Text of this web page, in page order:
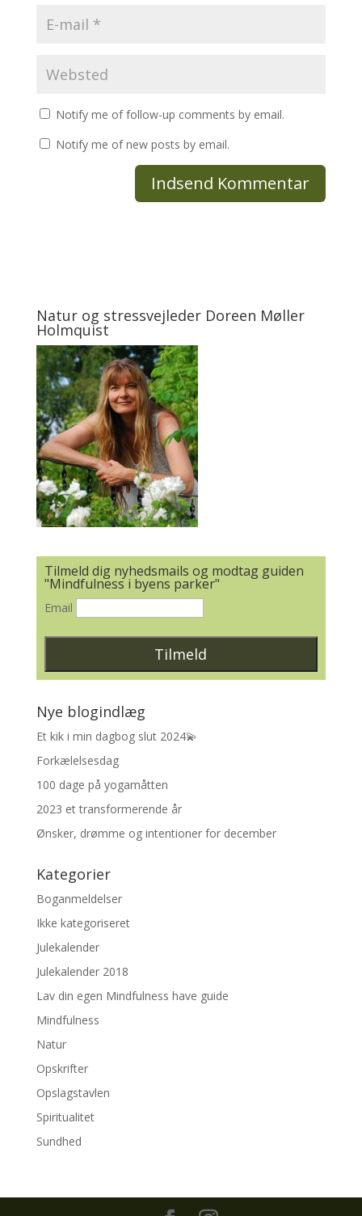
Notify me of follow-up comments by email.
Notify me of new posts by email.
Natur og stressvejleder Doreen Møller
Holmquist
Tilmeld dig nyhedsmails og modtag guiden
"Mindfulness i byens parker"
Email
Nye blogindlæg
Et kik i min dagbog slut 2024💫
Forkælelsesdag
100 dage på yogamåtten
2023 et transformerende år
Ønsker, drømme og intentioner for december
Kategorier
Boganmeldelser
Ikke kategoriseret
Julekalender
Julekalender 2018
Lav din egen Mindfulness have guide
Mindfulness
Natur
Opskrifter
Opslagstavlen
Spiritualitet
Sundhed